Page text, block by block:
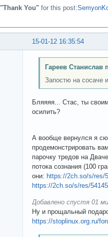
"Thank You" for this post:
15-01-12 16:35:54
Гареев Станислав
Запостю на сосаче
Бляяяя... Стас, ты
осилить?
А вообще вернулся я
продемонстрировать
парочку тредов на
потока сознания (100
они: https://2ch.so/s/res/
https://2ch.so/s/res/
Добавлено спустя 01
Ну и прощальный
https://stoplinux.org.ru/